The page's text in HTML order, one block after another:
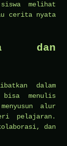
melihat
cerita nyata
dan
dalam
bisa menulis
alur
pelajaran.
dan